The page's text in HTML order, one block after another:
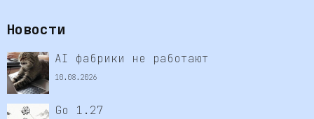
Новости
AI фабрики не работают
10.08.2026
Go 1.27